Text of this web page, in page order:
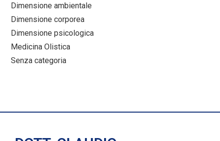
Dimensione ambientale
Dimensione corporea
Dimensione psicologica
Medicina Olistica
Senza categoria